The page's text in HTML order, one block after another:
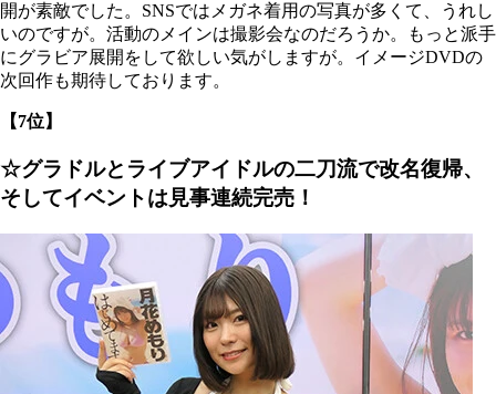
開が素敵でした。SNSではメガネ着用の写真が多くて、うれし
いのですが。活動のメインは撮影会なのだろうか。もっと派手
にグラビア展開をして欲しい気がしますが。イメージDVDの
次回作も期待しております。
【7位】
☆グラドルとライブアイドルの二刀流で改名復帰、
そしてイベントは見事連続完売！